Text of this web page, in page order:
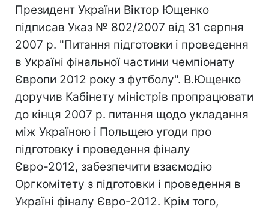
Президент України Віктор Ющенко
підписав Указ № 802/2007 від 31 серпня
2007 р. "Питання підготовки і проведення
в Україні фінальної частини чемпіонату
Європи 2012 року з футболу". В.Ющенко
доручив Кабінету міністрів пропрацювати
до кінця 2007 р. питання щодо укладання
між Україною і Польщею угоди про
підготовку і проведення фіналу
Євро-2012, забезпечити взаємодію
Оргкомітету з підготовки і проведення в
Україні фіналу Євро-2012. Крім того,